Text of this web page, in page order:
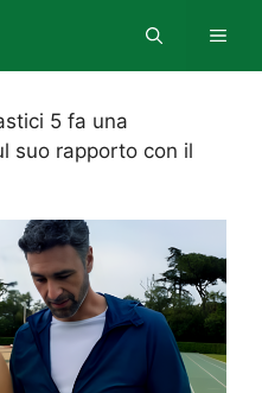
5 fa una
suo rapporto con il